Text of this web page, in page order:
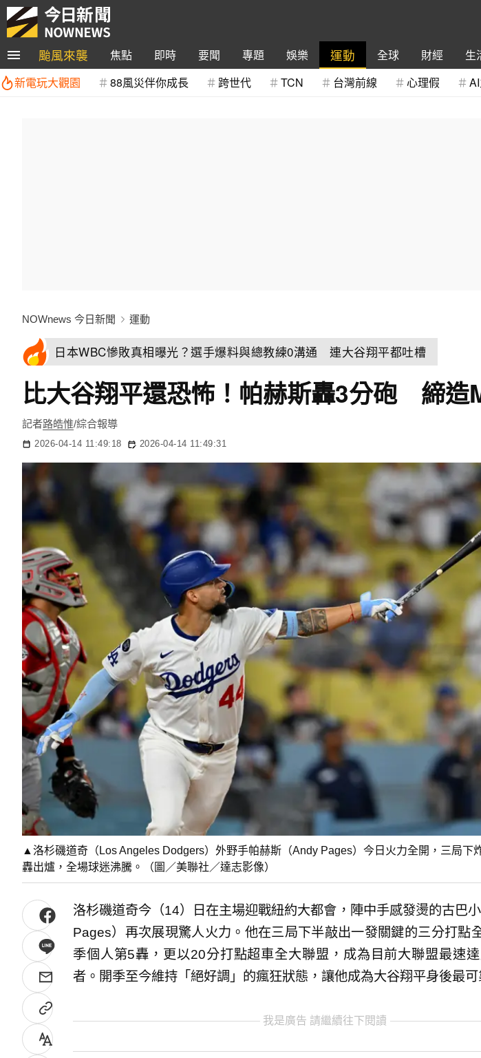
颱風來襲 焦點 即時 要聞 專題 娛樂 運動 全球 財經 生
新電玩大觀園
88風災伴你成長 跨世代 TCN 台灣前線 心理假
NOWnews 今日新聞 運動
日本WBC慘敗真相曝光？選手爆料與總教練0溝通 連大谷翔平都吐槽
比大谷翔平還恐怖！帕赫斯轟3分砲 締造
記者路皓惟/綜合報導
2026-04-14 11:49:18 2026-04-14 11:49:31
▲洛杉磯道奇（Los Angeles Dodgers）外野手帕赫斯（Andy Pages）今日火力全開，三局下
轟出爐，全場球迷沸騰。（圖／美聯社／達志影像）
洛杉磯道奇今（14）日在主場迎戰紐約大都會，陣中手感發燙的古巴
Pages）再次展現驚人火力。他在三局下半敲出一發關鍵的三分打點
季個人第5轟，更以20分打點超車全大聯盟，成為目前大聯盟最速
者。開季至今維持「絕好調」的瘋狂狀態，讓他成為大谷翔平身後最可
我是廣告 請繼續往下閱讀